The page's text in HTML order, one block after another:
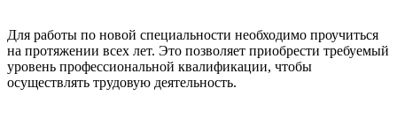
Для работы по новой специальности необходимо проучиться
на протяжении всех лет. Это позволяет приобрести требуемый
уровень профессиональной квалификации, чтобы
осуществлять трудовую деятельность.